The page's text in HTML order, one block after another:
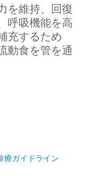
を維持、回復
呼吸機能を高
充するため
動食を管を通
療ガイドライン